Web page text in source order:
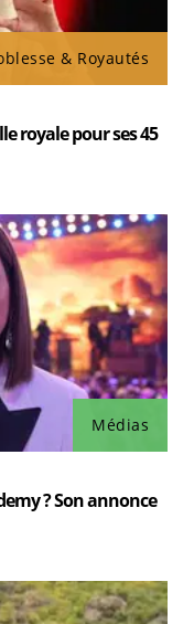
& Royautés
royale pour ses 45
Médias
? Son annonce